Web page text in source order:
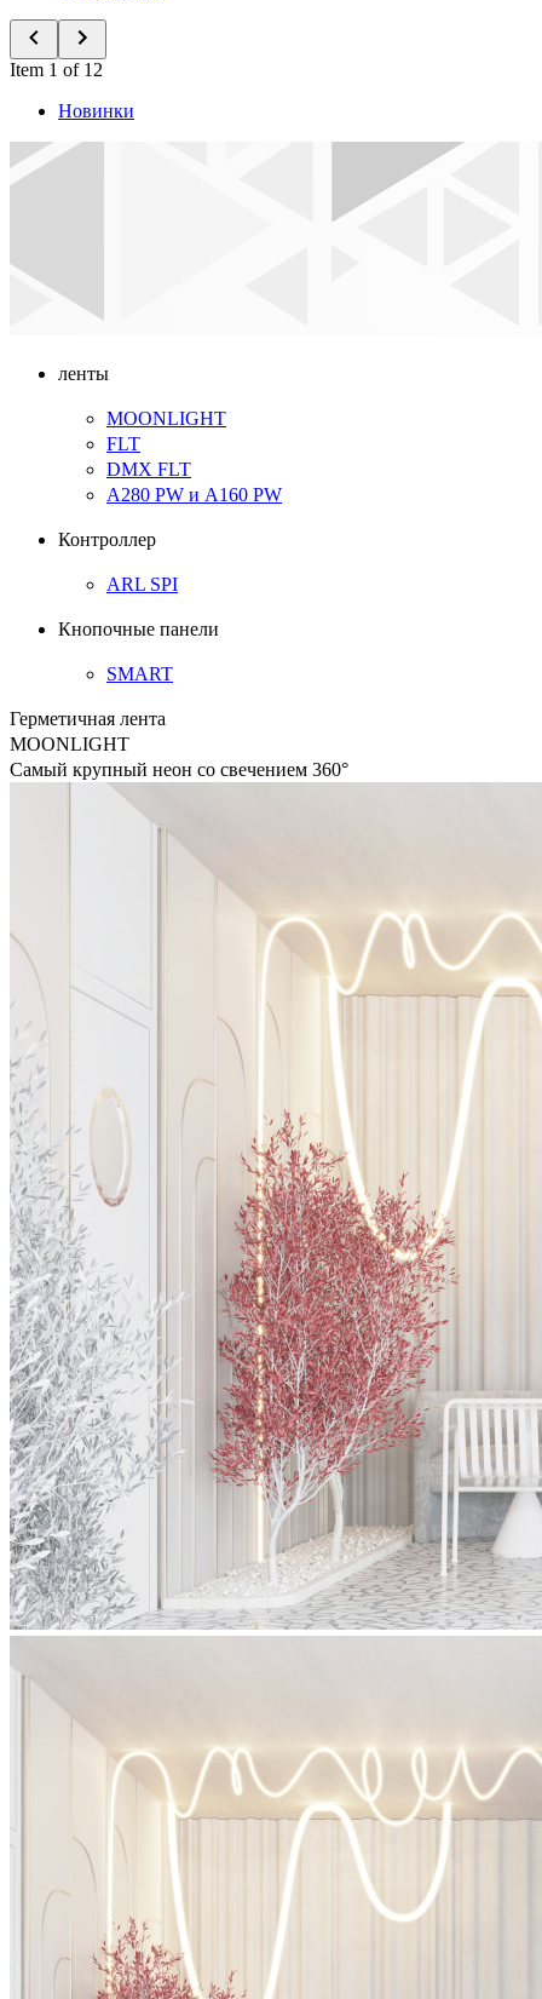
Item 1 of 12
Новинки
ленты
MOONLIGHT
FLT
DMX FLT
A280 PW и A160 PW
Контроллер
ARL SPI
Кнопочные панели
SMART
Герметичная лента
MOONLIGHT
Самый крупный неон со свечением 360°